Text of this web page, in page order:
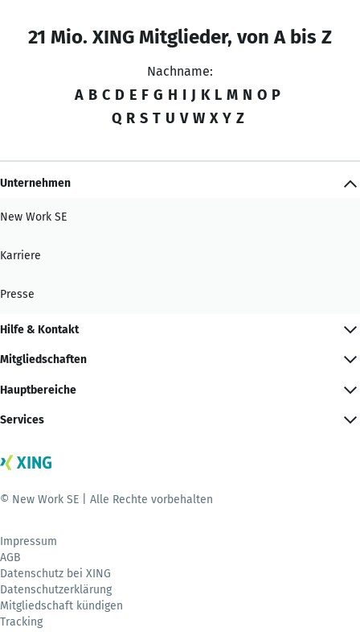
21 Mio. XING Mitglieder, von A bis Z
Nachname:
A B C D E F G H I J K L M N O P
Q R S T U V W X Y Z
Unternehmen
New Work SE
Karriere
Presse
Hilfe & Kontakt
Mitgliedschaften
Hauptbereiche
Services
© New Work SE | Alle Rechte vorbehalten
Impressum
AGB
Datenschutz bei XING
Datenschutzerklärung
Mitgliedschaft kündigen
Tracking